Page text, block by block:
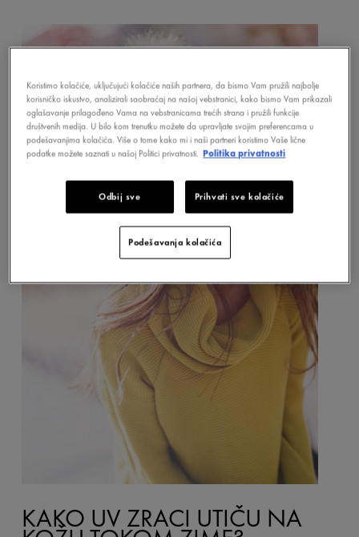
KAKO UV ZRACI UTIČU NA
Koristimo kolačiće, uključujući kolačiće naših partnera, da bismo Vam pružili najbolje
korisničko iskustvo, analizirali saobraćaj na našoj vebstranici, kako bismo Vam prikazali
oglašavanje prilagođeno Vama na vebstranicama trećih strana i pružili funkcije
društvenih medija. U bilo kom trenutku možete da upravljate svojim preferencama u
podešavanjima kolačića. Više o tome kako mi i naši partneri koristimo Vaše lične
podatke možete saznati u našoj Politici privatnosti. Politika privatnosti
Odbij sve Prihvati sve kolačiće
Podešavanja kolačića